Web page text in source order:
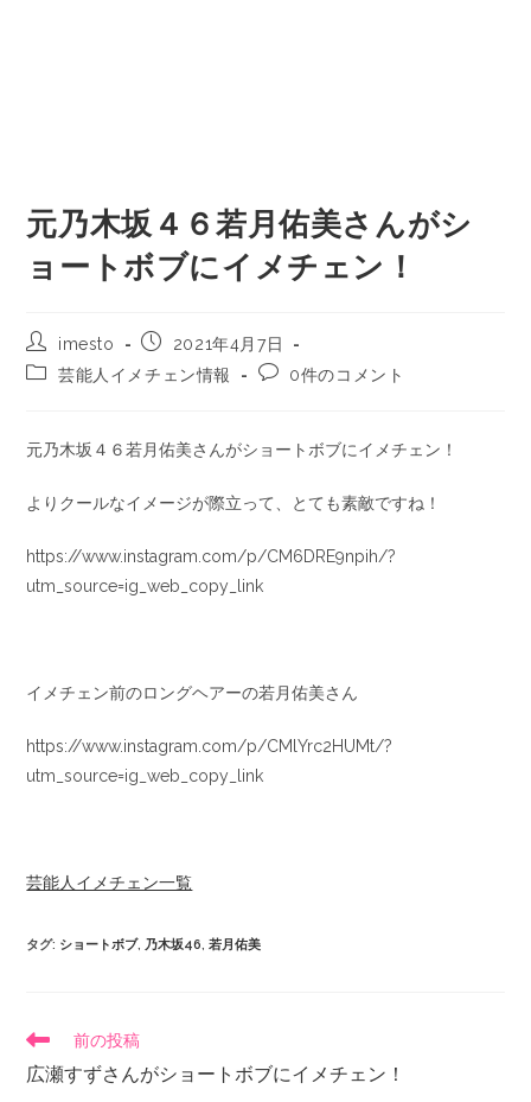
元乃木坂４６若月佑美さんがシ
ョートボブにイメチェン！
imesto
2021年4月7日
芸能人イメチェン情報
0件のコメント
元乃木坂４６若月佑美さんがショートボブにイメチェン！
よりクールなイメージが際立って、とても素敵ですね！
https://www.instagram.com/p/CM6DRE9npih/?
utm_source=ig_web_copy_link
イメチェン前のロングヘアーの若月佑美さん
https://www.instagram.com/p/CMlYrc2HUMt/?
utm_source=ig_web_copy_link
芸能人イメチェン一覧
タグ: ショートボブ, 乃木坂46, 若月佑美
前の投稿
広瀬すずさんがショートボブにイメチェン！